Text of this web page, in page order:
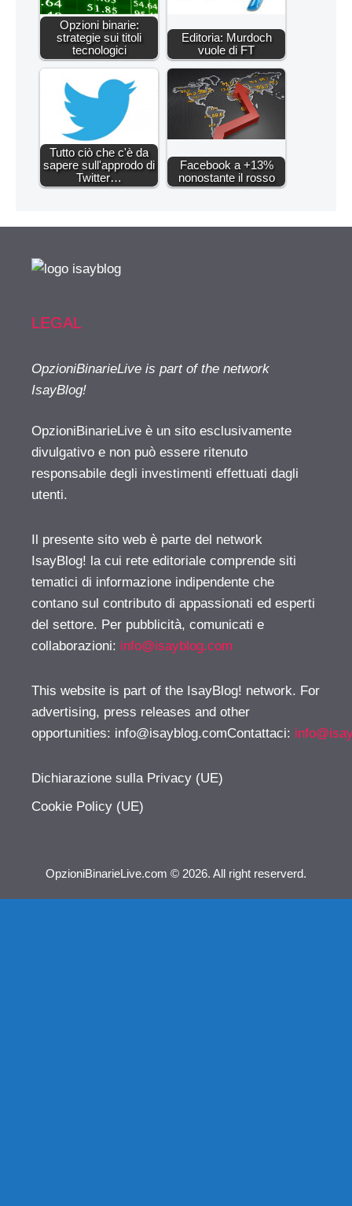
Opzioni binarie:
strategie sui titoli
tecnologici
Editoria: Murdoch
vuole di FT
Tutto ciò che c'è da
sapere sull'approdo di
Twitter…
Facebook a +13%
nonostante il rosso
LEGAL
OpzioniBinarieLive is part of the network
IsayBlog!
OpzioniBinarieLive è un sito esclusivamente
divulgativo e non può essere ritenuto
responsabile degli investimenti effettuati dagli
utenti.
Il presente sito web è parte del network
IsayBlog! la cui rete editoriale comprende siti
tematici di informazione indipendente che
contano sul contributo di appassionati ed esperti
del settore. Per pubblicità, comunicati e
collaborazioni: info@isayblog.com
This website is part of the IsayBlog! network. For
advertising, press releases and other
opportunities: info@isayblog.comContattaci:
Dichiarazione sulla Privacy (UE)
Cookie Policy (UE)
OpzioniBinarieLive.com © 2026. All right reserverd.